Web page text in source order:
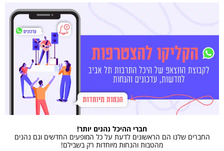
חברי ההיכל נהנים יותר!
החברים שלנו הם הראשונים לדעת על כל המופעים החדשים וגם נהנים
מהטבות והנחות מיוחדות רק בשבילם!